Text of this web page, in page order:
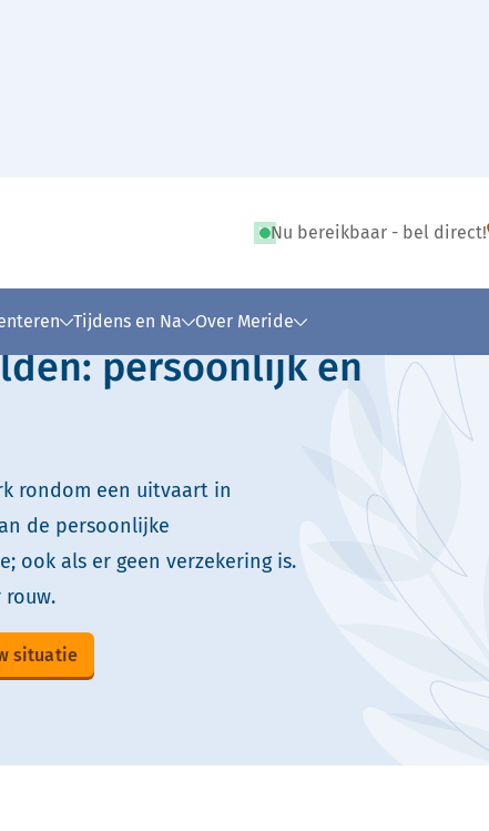
Nu bereikbaar - bel direct!
Tijdens en Na Over Meride
Simpele tekst
persoonlijk en
rondom een uitvaart in
de persoonlijke
ook als er geen verzekering is.
situatie